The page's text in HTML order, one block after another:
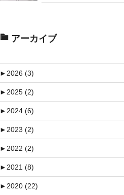
アーカイブ
►2026 (3)
►2025 (2)
►2024 (6)
►2023 (2)
►2022 (2)
►2021 (8)
►2020 (22)